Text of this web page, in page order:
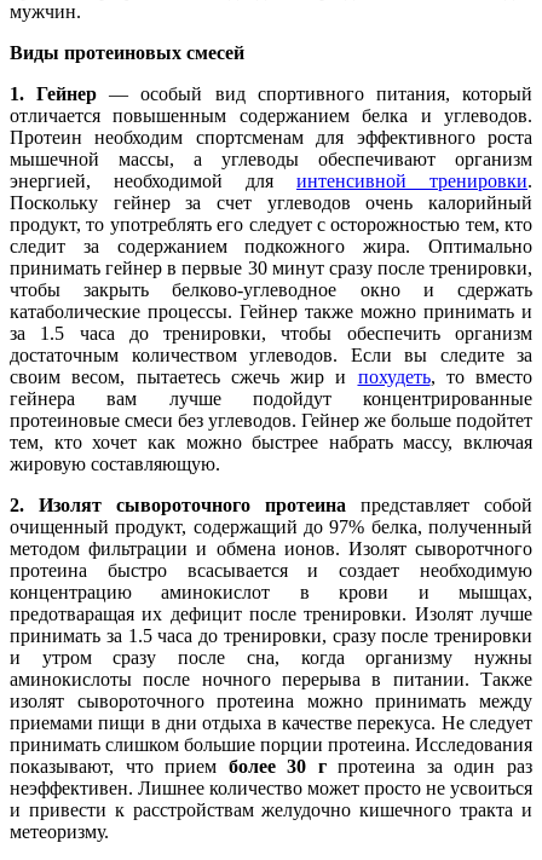
мужчин.
Виды протеиновых смесей
1. Гейнер — особый вид спортивного питания, который
отличается повышенным содержанием белка и углеводов.
Протеин необходим спортсменам для эффективного роста
мышечной массы, а углеводы обеспечивают организм
энергией, необходимой для интенсивной тренировки.
Поскольку гейнер за счет углеводов очень калорийный
продукт, то употреблять его следует с осторожностью тем, кто
следит за содержанием подкожного жира. Оптимально
принимать гейнер в первые 30 минут сразу после тренировки,
чтобы закрыть белково-углеводное окно и сдержать
катаболические процессы. Гейнер также можно принимать и
за 1.5 часа до тренировки, чтобы обеспечить организм
достаточным количеством углеводов. Если вы следите за
своим весом, пытаетесь сжечь жир и похудеть, то вместо
гейнера вам лучше подойдут концентрированные
протеиновые смеси без углеводов. Гейнер же больше подойтет
тем, кто хочет как можно быстрее набрать массу, включая
жировую составляющую.
2. Изолят сывороточного протеина представляет собой
очищенный продукт, содержащий до 97% белка, полученный
методом фильтрации и обмена ионов. Изолят сыворотчного
протеина быстро всасывается и создает необходимую
концентрацию аминокислот в крови и мышцах,
предотваращая их дефицит после тренировки. Изолят лучше
принимать за 1.5 часа до тренировки, сразу после тренировки
и утром сразу после сна, когда организму нужны
аминокислоты после ночного перерыва в питании. Также
изолят сывороточного протеина можно принимать между
приемами пищи в дни отдыха в качестве перекуса. Не следует
принимать слишком большие порции протеина. Исследования
показывают, что прием более 30 гпротеина за один раз
неэффективен. Лишнее количество может просто не усвоиться
и привести к расстройствам желудочно кишечного тракта и
метеоризму.